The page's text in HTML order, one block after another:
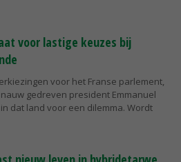
voor lastige keuzes bij
voor het Franse parlement,
gedreven president Emmanuel
dat land voor een dilemma. Wordt